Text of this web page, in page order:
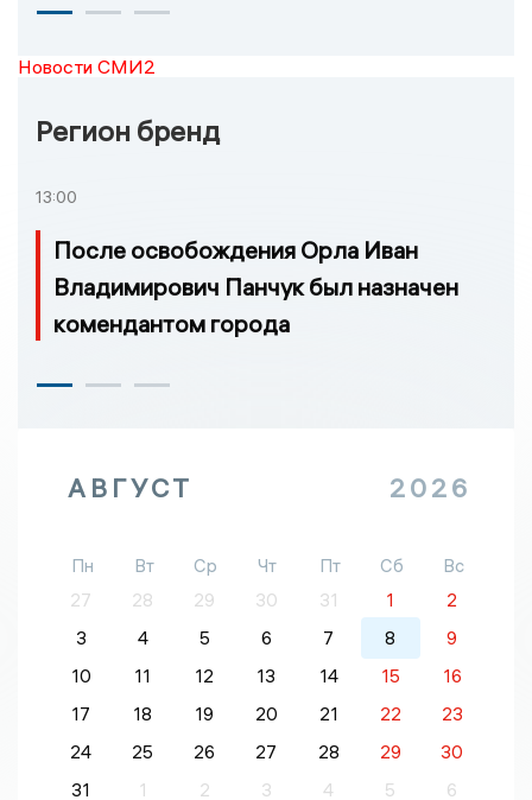
Новости СМИ2
Регион бренд
13:00
После освобождения Орла Иван
Владимирович Панчук был назначен
комендантом города
АВГУСТ 2026
Пн Вт Ср Чт Пт Сб
Вс
27
28 29 30 31 1
2
3
4 5 6 7 8
9
10
11 12 13 14 15
16
17
18 19 20 21 22
23
24
25 26 27 28 29
30
31
1 2 3 4 5 6